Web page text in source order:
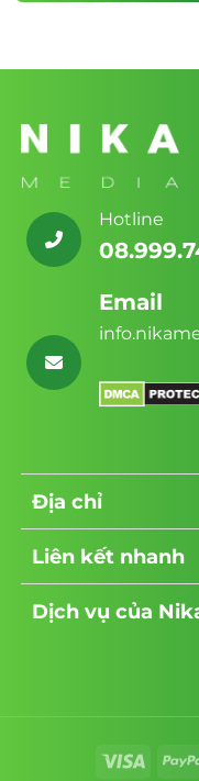
Hotline
Email
Địa chỉ
Liên kết nhanh
Dịch vụ của
Visa